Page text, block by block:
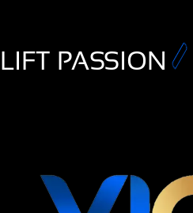
LIFT PASSION